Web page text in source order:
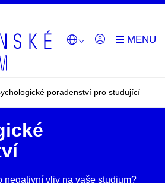
poradenství pro studující
negativní vliv na vaše studium?